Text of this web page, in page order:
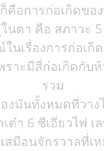
คือการก่อเกิดขอ
นตา คือ สภาวะ
นเรื่องการก่อเกิ
ราะมีสี่ก่อเกิดกับ
รวม
งมันทั้งหมดที่วาง
ต๋า 6 ซีเอี่ยวไพ่ เ
เสมือนจักรวาลที่